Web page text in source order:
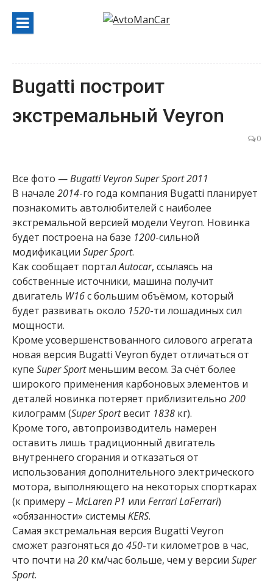
содержанию
Bugatti построит
экстремальный Veyron
0
Все фото —Bugatti Veyron Super Sport 2011
В начале 2014-го года компания Bugatti планирует
познакомить автолюбителей с наиболее
экстремальной версией модели Veyron. Новинка
будет построена на базе 1200-сильной
модификации Super Sport.
Как сообщает порталAutocar, ссылаясь на
собственные источники, машина получит
двигатель W16с большим объёмом, который
будет развивать около 1520-ти лошадиных сил
мощности.
Кроме усовершенствованного силового агрегата
новая версия Bugatti Veyron будет отличаться от
купе Super Sportменьшим весом. За счёт более
широкого применения карбоновых элементов и
деталей новинка потеряет приблизительно 200
килограмм (Super Sportвесит 1838 кг).
Кроме того, автопроизводитель намерен
оставить лишь традиционный двигатель
внутреннего сгорания и отказаться от
использования дополнительного электрического
мотора, выполняющего на некоторых спорткарах
(к примеру – McLaren P1 или Ferrari LaFerrari)
«обязанности» системы KERS.
Самая экстремальная версия Bugatti Veyron
сможет разгоняться до 450-ти километров в час,
что почти на 20 км/час больше, чем у версии Super
Sport.